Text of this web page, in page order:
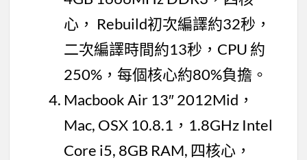
心， Rebuild初次編譯約32秒，
二次編譯時間約13秒，CPU 約
250%，每個核心約80%負擔。
Macbook Air 13″ 2012Mid，
Mac, OSX 10.8.1，1.8GHz Intel
Core i5, 8GB RAM, 四核心，